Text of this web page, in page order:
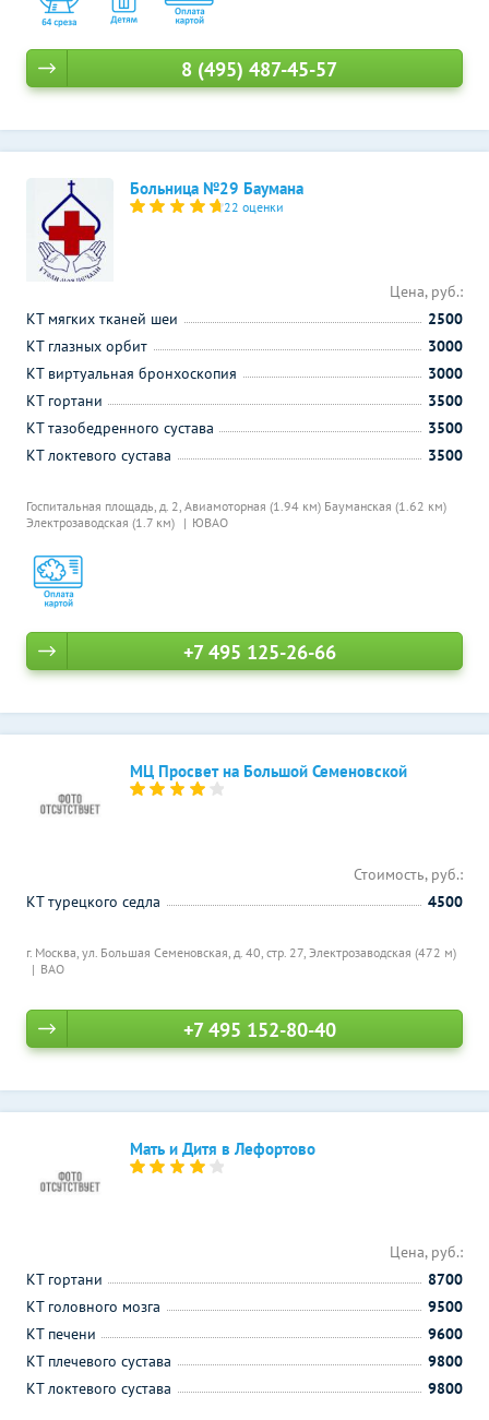
8 (495) 487-45-57
Больница №29 Баумана
22 оценки
Госпитальная площадь, д. 2, Авиамоторная (1.94 км) Бауманская (1.62 км)
Электрозаводская (1.7 км)
ЮВАО
Цена, руб.:
КТ мягких тканей шеи
2500
КТ глазных орбит
3000
КТ виртуальная бронхоскопия
3000
КТ гортани
3500
КТ тазобедренного сустава
3500
КТ локтевого сустава
3500
+7 495 125-26-66
МЦ Просвет на Большой Семеновской
г. Москва, ул. Большая Семеновская, д. 40, стр. 27, Электрозаводская (472 м)
ВАО
Стоимость, руб.:
КТ турецкого седла
4500
+7 495 152-80-40
Мать и Дитя в Лефортово
Цена, руб.:
КТ гортани
8700
КТ головного мозга
9500
КТ печени
9600
КТ плечевого сустава
9800
КТ локтевого сустава
9800